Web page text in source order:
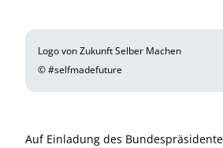
Logo von Zukunft Selber Machen
© #selfmadefuture
Auf Einladung des